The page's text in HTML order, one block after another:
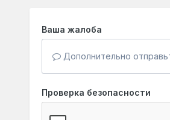
Ваша жалоба
Дополнительно
Проверка безопасности